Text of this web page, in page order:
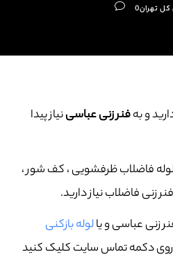
کل تهران0
و بهفنر زنی عباسینیاز پیدا
فاضلاب ظرفشویی ، کف شور ،
زنی فاضلاب نیاز دارید.
زنی عباسی و یالوله بازکنی
دکمه تماس سایت کلیک کنید